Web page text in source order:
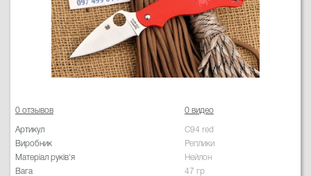
0 отзывов 0 видео
Артикул
C94 red
Виробник
Реплики
Матеріал руків'я
Нейлон
Вага
47 гр